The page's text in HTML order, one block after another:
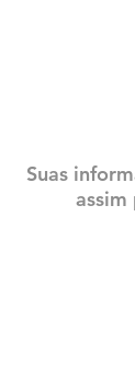
Suas
assim